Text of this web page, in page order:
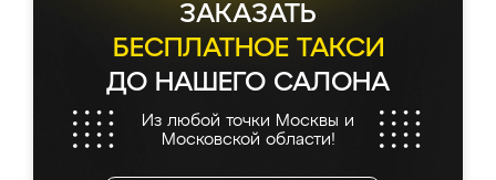
ЗАКАЗАТЬ
БЕСПЛАТНОЕ ТАКСИ
ДО НАШЕГО САЛОНА
Из любой точки Москвы и
Московской области!